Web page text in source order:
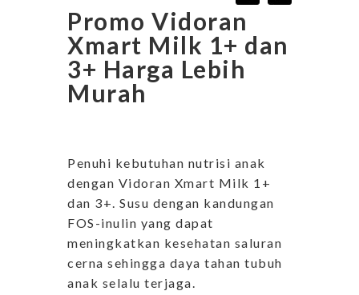
Promo Vidoran
Xmart Milk 1+ dan
3+ Harga Lebih
Murah
Penuhi kebutuhan nutrisi anak
dengan Vidoran Xmart Milk 1+
dan 3+. Susu dengan kandungan
FOS-inulin yang dapat
meningkatkan kesehatan saluran
cerna sehingga daya tahan tubuh
anak selalu terjaga.